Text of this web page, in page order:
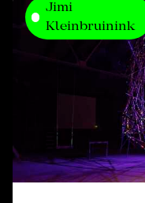
Jimi
Kleinbruinink